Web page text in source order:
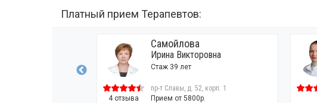
Платный прием Терапевтов:
второй категории
4 отзыва
Самойлова
Ирина Викторовна
Стаж 39 лет
пр-т Славы, д. 52, корп. 1
Прием от 5800р.